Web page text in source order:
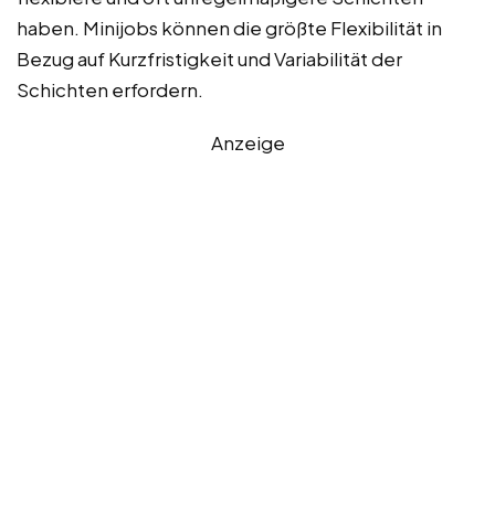
haben. Minijobs können die größte Flexibilität in
Bezug auf Kurzfristigkeit und Variabilität der
Schichten erfordern.
Anzeige